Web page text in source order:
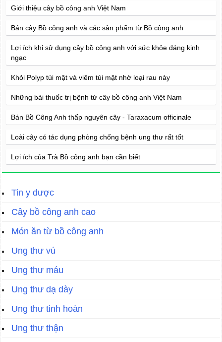
Giới thiệu cây bồ công anh Việt Nam
Bán cây Bồ công anh và các sản phẩm từ Bồ công anh
Lợi ích khi sử dụng cây bồ công anh với sức khỏe đáng kinh
ngạc
Khỏi Polyp túi mật và viêm túi mật nhờ loại rau này
Những bài thuốc trị bệnh từ cây bồ công anh Việt Nam
Bán Bồ Công Anh thấp nguyên cây - Taraxacum officinale
Loài cây có tác dụng phòng chống bệnh ung thư rất tốt
Lợi ích của Trà Bồ công anh bạn cần biết
Tin y dược
Cây bồ công anh cao
Món ăn từ bồ công anh
Ung thư vú
Ung thư máu
Ung thư dạ dày
Ung thư tinh hoàn
Ung thư thận